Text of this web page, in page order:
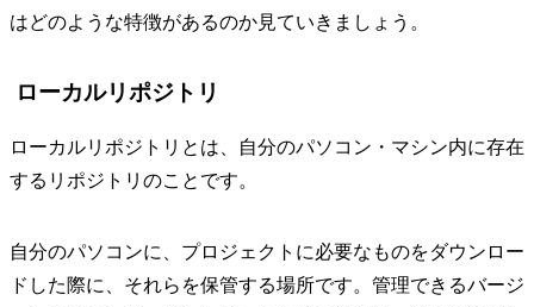
はどのような特徴があるのか見ていきましょう。
ローカルリポジトリ
ローカルリポジトリとは、自分のパソコン・マシン内に存在
するリポジトリのことです。
自分のパソコンに、プロジェクトに必要なものをダウンロー
ドした際に、それらを保管する場所です。管理できるバージ